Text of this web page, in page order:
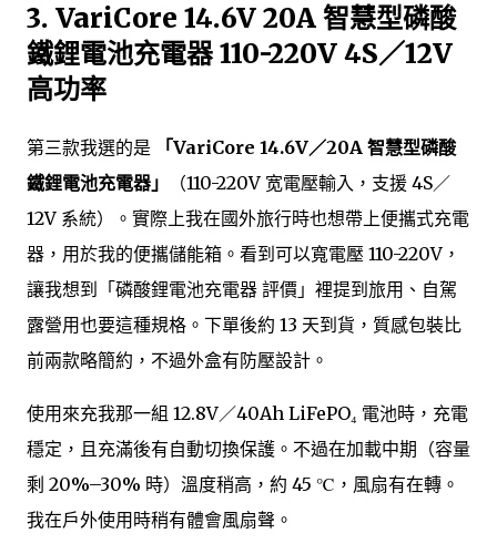
3. VariCore 14.6V 20A 智慧型磷酸
鐵鋰電池充電器 110-220V 4S／12V
高功率
第三款我選的是
「VariCore 14.6V／20A 智慧型磷酸
鐵鋰電池充電器」
（110-220V 宽電壓輸入，支援 4S／
12V 系統）。實際上我在國外旅行時也想帶上便攜式充電
器，用於我的便攜儲能箱。看到可以寬電壓 110-220V，
讓我想到「磷酸鋰電池充電器 評價」裡提到旅用、自駕
露營用也要這種規格。下單後約 13 天到貨，質感包裝比
前兩款略簡約，不過外盒有防壓設計。
使用來充我那一組 12.8V／40Ah LiFePO₄ 電池時，充電
穩定，且充滿後有自動切換保護。不過在加載中期（容量
剩 20%–30% 時）溫度稍高，約 45 ℃，風扇有在轉。
我在戶外使用時稍有體會風扇聲。